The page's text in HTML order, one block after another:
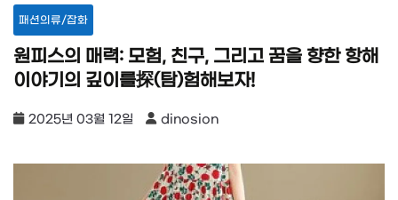
패션의류/잡화
원피스의 매력: 모험, 친구, 그리고 꿈을 향한 항해
이야기의 깊이를探(탐)험해보자!
2025년 03월 12일 dinosion